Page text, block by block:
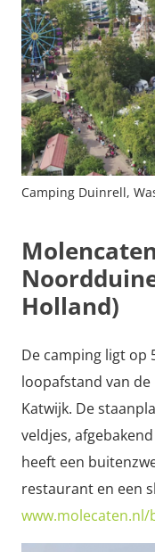
Camping Duinrell,
Holland)
De camping ligt op
loopafstand van
Katwijk. De
veldjes,
heeft een
restaurant en een
www.molecaten.nl/